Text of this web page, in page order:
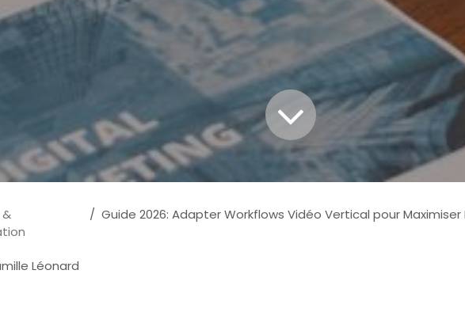
Guide 2026: Adapter Workflows Vidéo Vertical pour Maximiser
Léonard